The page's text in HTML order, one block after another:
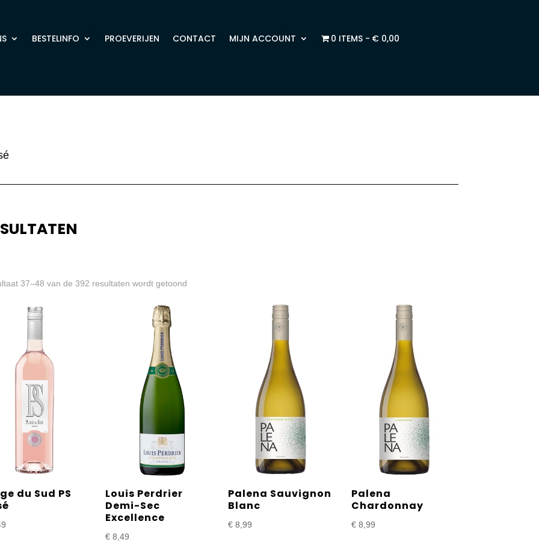
BESTELINFO PROEVERIJEN CONTACT MIJN ACCOUNT 0 ITEMS € 0,00
37–48 van de 392 resultaten wordt getoondGesorteerd
du Sud PS
Louis Perdrier
Demi-Sec
Excellence
€8,49
Palena Sauvignon
Blanc
€ 8,99
Palena
Chardonnay
€8,99